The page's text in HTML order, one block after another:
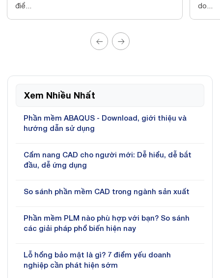
Xem Nhiều Nhất
Phần mềm ABAQUS - Download, giới thiệu và
hướng dẫn sử dụng
Cẩm nang CAD cho người mới: Dễ hiểu, dễ bắt
đầu, dễ ứng dụng
So sánh phần mềm CAD trong ngành sản xuất
Phần mềm PLM nào phù hợp với bạn? So sánh
các giải pháp phổ biến hiện nay
Lỗ hổng bảo mật là gì? 7 điểm yếu doanh
nghiệp cần phát hiện sớm